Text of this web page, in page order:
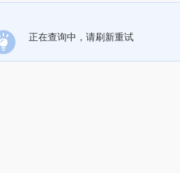
正在查询中，请刷新重试